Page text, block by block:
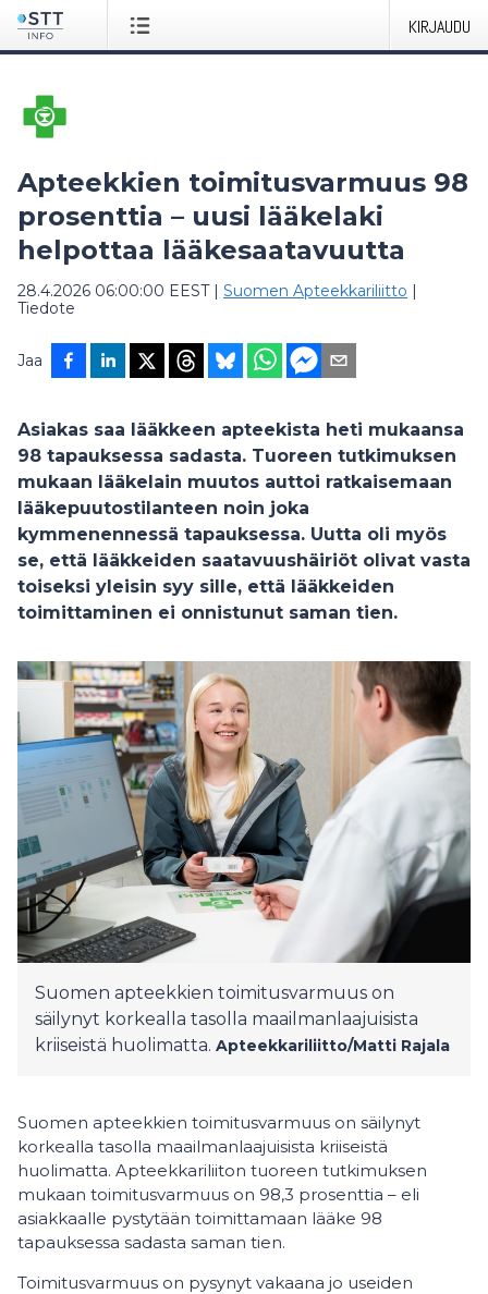
KIRJAUDU
Apteekkien toimitusvarmuus 98
prosenttia – uusi lääkelaki
helpottaa lääkesaatavuutta
28.4.2026 06:00:00 EEST| Suomen Apteekkariliitto |
Tiedote
Jaa
Asiakas saa lääkkeen apteekista heti mukaansa
98 tapauksessa sadasta. Tuoreen tutkimuksen
mukaan lääkelain muutos auttoi ratkaisemaan
lääkepuutostilanteen noin joka
kymmenennessä tapauksessa. Uutta oli myös
se, että lääkkeiden saatavuushäiriöt olivat vasta
toiseksi yleisin syy sille, että lääkkeiden
toimittaminen ei onnistunut saman tien.
Suomen apteekkien toimitusvarmuus on
säilynyt korkealla tasolla maailmanlaajuisista
kriiseistä huolimatta. Apteekkariliitto/Matti Rajala
Suomen apteekkien toimitusvarmuus on säilynyt
korkealla tasolla maailmanlaajuisista kriiseistä
huolimatta. Apteekkariliiton tuoreen tutkimuksen
mukaan toimitusvarmuus on 98,3 prosenttia – eli
asiakkaalle pystytään toimittamaan lääke 98
tapauksessa sadasta saman tien.
Toimitusvarmuus on pysynyt vakaana jo useiden